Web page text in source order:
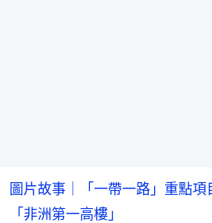
圖片故事｜「一帶一路」重點
「非洲第一高樓」